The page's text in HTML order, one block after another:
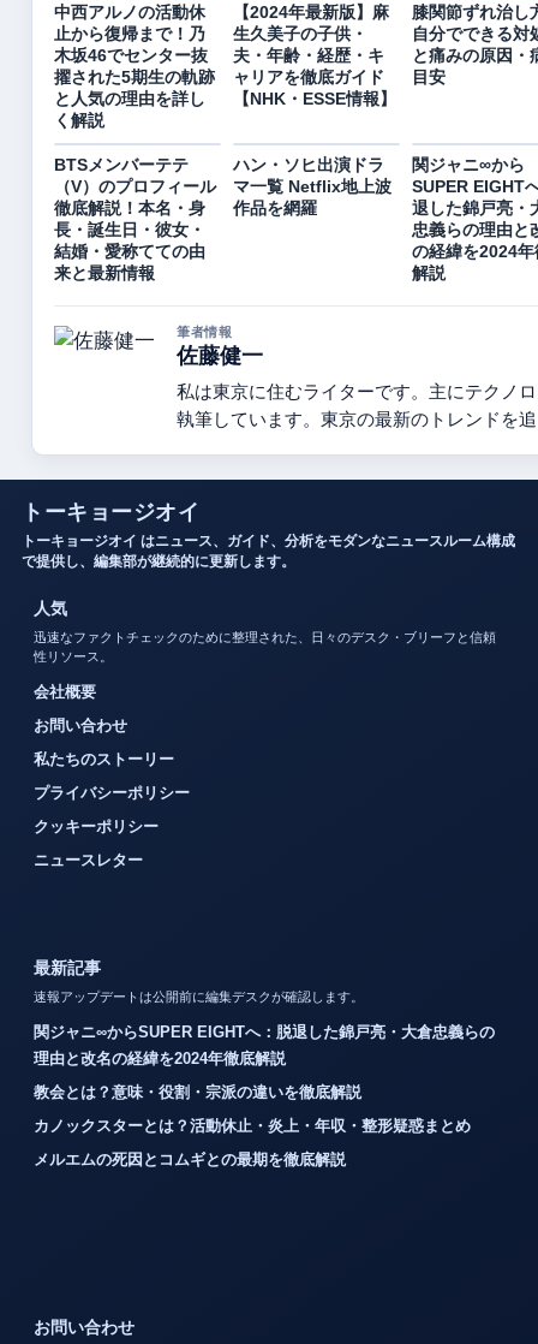
中西アルノの活動休
止から復帰まで！乃
木坂46でセンター抜
擢された5期生の軌跡
と人気の理由を詳し
く解説
【2024年最新版】麻
生久美子の子供・
夫・年齢・経歴・キ
ャリアを徹底ガイド
【NHK・ESSE情報】
膝関節ずれ治し
自分でできる対
と痛みの原因・
目安
BTSメンバーテテ
（V）のプロフィール
徹底解説！本名・身
長・誕生日・彼女・
結婚・愛称てての由
来と最新情報
ハン・ソヒ出演ドラ
マ一覧 Netflix地上波
作品を網羅
関ジャニ∞から
SUPER EIGHT
退した錦戸亮・
忠義らの理由と
の経緯を2024年
解説
筆者情報
佐藤健一
私は東京に住むライターです。主にテクノ
執筆しています。東京の最新のトレンドを
トーキョージオイ
トーキョージオイ はニュース、ガイド、分析をモダンなニュースルーム構成
で提供し、編集部が継続的に更新します。
人気
迅速なファクトチェックのために整理された、日々のデスク・ブリーフと信頼
性リソース。
会社概要
お問い合わせ
私たちのストーリー
プライバシーポリシー
クッキーポリシー
ニュースレター
最新記事
速報アップデートは公開前に編集デスクが確認します。
関ジャニ∞からSUPER EIGHTへ：脱退した錦戸亮・大倉忠義らの
理由と改名の経緯を2024年徹底解説
教会とは？意味・役割・宗派の違いを徹底解説
カノックスターとは？活動休止・炎上・年収・整形疑惑まとめ
メルエムの死因とコムギとの最期を徹底解説
お問い合わせ